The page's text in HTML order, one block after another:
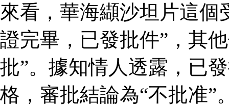
來看，華海纈沙坦片這個
證完畢，已發批件”，其
批”。據知情人透露，已
格，審批結論為“不批准”